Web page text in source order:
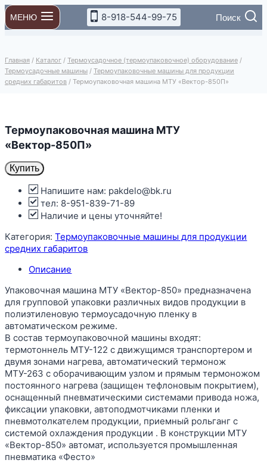
Перейти
к
содержимому
МЕНЮ 8-918-544-99-75 Поиск
Главная / Каталог / Термоусадочное (термоупаковочное) оборудование /
Термоусадочные машины / Термоупаковочные машины для продукции
средних габаритов / Термоупаковочная машина МТУ «Вектор-850П»
Термоупаковочная машина МТУ
«Вектор-850П»
Купить
Напишите нам: pakdelo@bk.ru
тел: 8-951-839-71-89
Наличие и цены уточняйте!
Категория:Термоупаковочные машины для продукции
средних габаритов
Описание
Упаковочная машина МТУ «Вектор-850» предназначена
для групповой упаковки различных видов продукции в
полиэтиленовую термоусадочную пленку в
автоматическом режиме.
В состав термоупаковочной машины входят:
термотоннель МТУ-122 с движущимся транспортером и
двумя зонами нагрева, автоматический термонож
МТУ-263 с оборачивающим узлом и прямым термоножом
постоянного нагрева (защищен тефлоновым покрытием),
оснащенный пневматическими системами привода ножа,
фиксации упаковки, автоподмотчиками пленки и
пневмотолкателем продукции, приемный рольганг с
системой охлаждения продукции . В конструкции МТУ
«Вектор-850» автомат, используется промышленная
пневматика «Фесто»